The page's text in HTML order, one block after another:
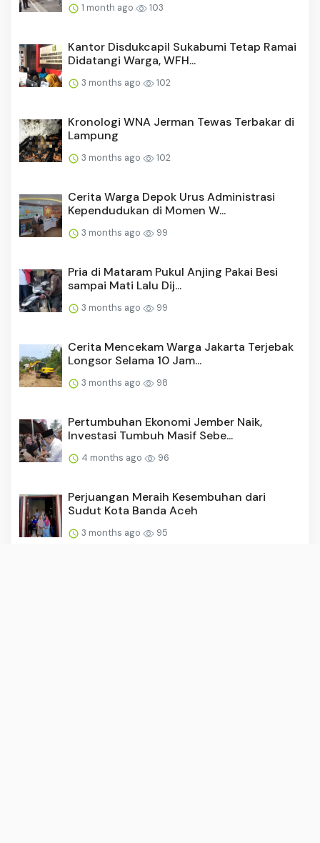
1 month ago 103
Kantor Disdukcapil Sukabumi Tetap Ramai
Didatangi Warga, WFH...
3 months ago 102
Kronologi WNA Jerman Tewas Terbakar di
Lampung
3 months ago 102
Cerita Warga Depok Urus Administrasi
Kependudukan di Momen W...
3 months ago 99
Pria di Mataram Pukul Anjing Pakai Besi
sampai Mati Lalu Dij...
3 months ago 99
Cerita Mencekam Warga Jakarta Terjebak
Longsor Selama 10 Jam...
3 months ago 98
Pertumbuhan Ekonomi Jember Naik,
Investasi Tumbuh Masif Sebe...
4 months ago 96
Perjuangan Meraih Kesembuhan dari
Sudut Kota Banda Aceh
3 months ago 95